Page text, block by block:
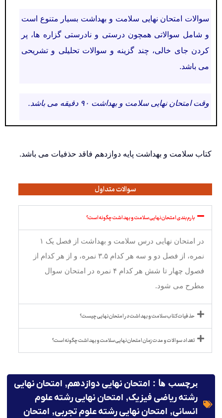
سوالات امتحان نهایی سلامت و بهداشت بسیار متنوع است
و شامل سوالاتی همچون درستی و نادرستی گزاره ها، پر
کردن جای خالی، چند گزینه و سوالات تحلیلی و تشریحی
می باشد.
وقت امتحان نهایی سلامت و بهداشت ۹۰ دقیقه می باشد.
کتاب سلامت و بهداشت پایه دوازدهم فاقد حذفیات می باشد.
سوالات متداول
بارم بندی امتحان نهایی سلامت و بهداشت چگونه است؟
در امتحان نهایی درس سلامت و بهداشت از فصل یک ۱
نمره، از فصل دو و سه هر کدام ۳.۵ نمره، و از هر کدام از
فصول چهار تا شش هر کدام ۴ نمره در امتحان سوال
مطرح می شود.
حذفیات کتاب سلامت و بهداشت در امتحان نهایی چیست؟
تعداد سوالات و مدت زمان امتحان نهایی سلامت و بهداشت چگونه است؟
برچسب ها : امتحان نهایی دوازدهم, امتحان نهایی
رشته ریاضی فیزیک, امتحان نهایی رشته علوم
انسانی, امتحان نهایی رشته علوم تجربی, امتحان